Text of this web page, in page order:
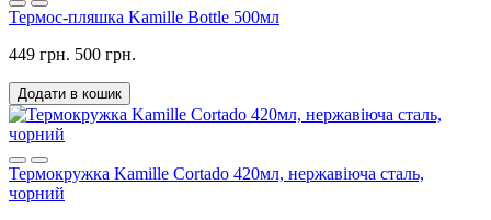
Термос-пляшка Kamille Bottle 500мл
449 грн. 500 грн.
Додати в кошик
Термокружка Kamille Cortado 420мл, нержавіюча сталь,
чорний